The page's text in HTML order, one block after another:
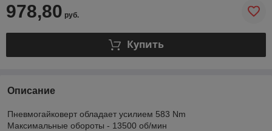
978,80 руб.
Купить
Описание
Пневмогайковерт обладает усилием 583 Nm
Максимальные обороты - 13500 об/мин